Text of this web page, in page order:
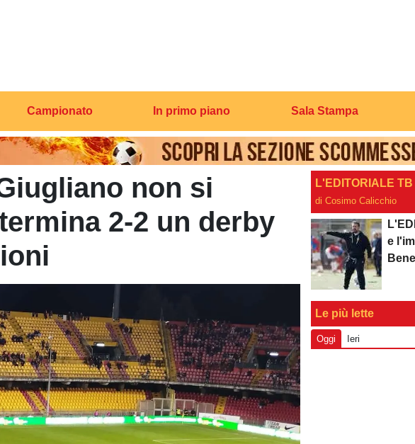
Campionato In primo piano Sala Stampa
non si
2-2 un derby
L'EDITORIALE
di Cosimo Calicchio
e
Le più lette
Oggi Ieri